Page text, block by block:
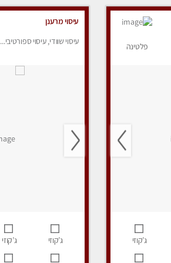
פלטינה
ג’קוזי
עיסוי מרענן
עיסוי שוודי, עיסוי ספורטיבי...
ג’קוזי ג’קוזי